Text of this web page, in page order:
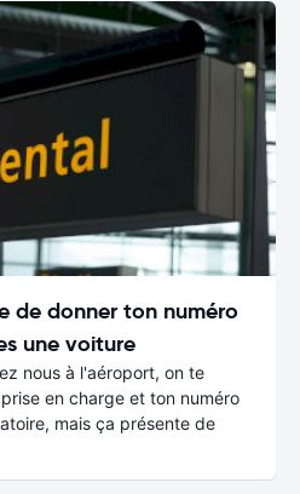
de donner ton numéro
une voiture
nous à l'aéroport, on te
en charge et ton numéro
mais ça présente de